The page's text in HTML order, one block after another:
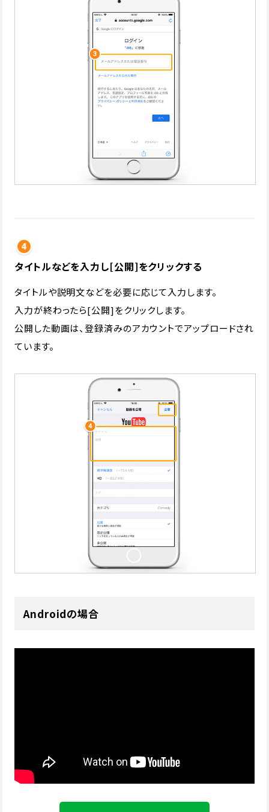
タイトルなどを入力し[公開]をクリックする
タイトルや説明文などを必要に応じて入力します。
入力が終わったら[公開]をクリックします。
公開した動画は、登録済みのアカウントでアップロードされ
ています。
Androidの場合